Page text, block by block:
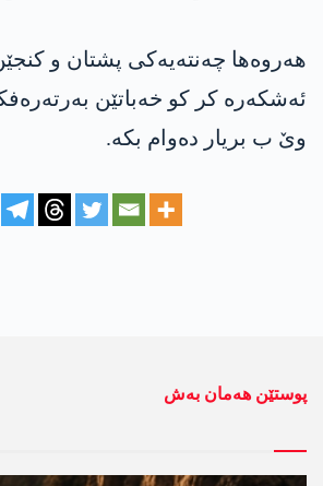
هه‌روه‌ها چەنتەیەکی پشتان و
ئه‌شكه‌ره‌ كر كو خەباتێن
وێ ب بریار دەوام بکە.
پوستێن ھەمان بەش